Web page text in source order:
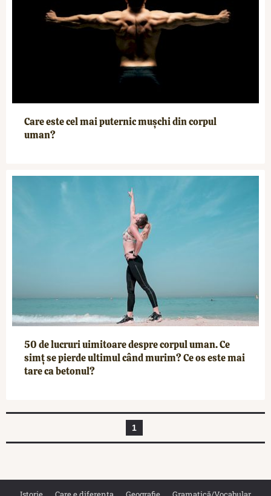
Care este cel mai puternic mușchi din corpul
uman?
50 de lucruri uimitoare despre corpul uman. Ce
simț se pierde ultimul când murim? Ce os este mai
tare ca betonul?
1